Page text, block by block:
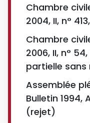
Chambre
2004, II, n°
Chambre
2006, II, n°
partielle sans
Assemblée
Bulletin 1994,
(rejet)